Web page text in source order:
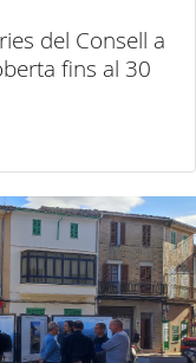
del Consell a
fins al 30